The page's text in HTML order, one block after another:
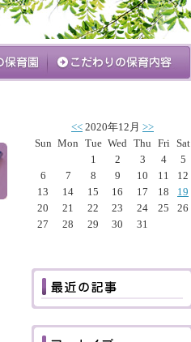
<< 2020年12月 >>
Sun Mon Tue Wed Thu Fri
Sat
1
2 3 4
5
6
7 8 9 10 11
12
13
14 15 16 17 18
19
20
21 22 23 24 25
26
27
28 29 30 31